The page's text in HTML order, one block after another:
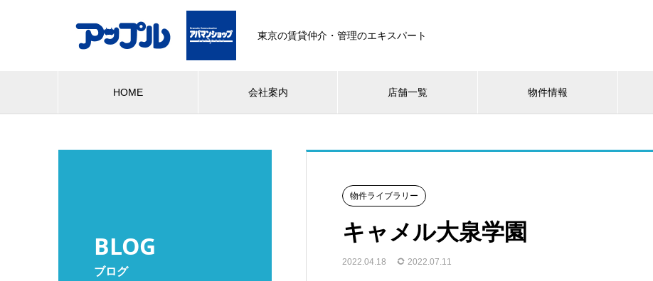
東京の賃貸仲介・管理のエキスパート
HOME 会社案内 店舗一覧 物件情報
BLOG
ブログ
物件ライブラリー
キャメル大泉学園
2022.04.18 2022.07.11